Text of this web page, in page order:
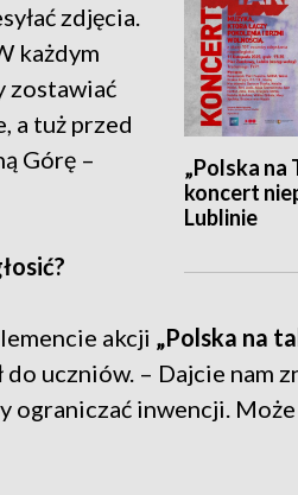
„Polska na
koncert
Lublinie
zdjęcia.
każdym
zostawiać
a tuż przed
Górę –
akcji „Polska na
do uczniów. – Dajcie nam
ograniczać inwencji.